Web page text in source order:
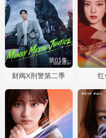
第01集
财阀X刑警第二季 红